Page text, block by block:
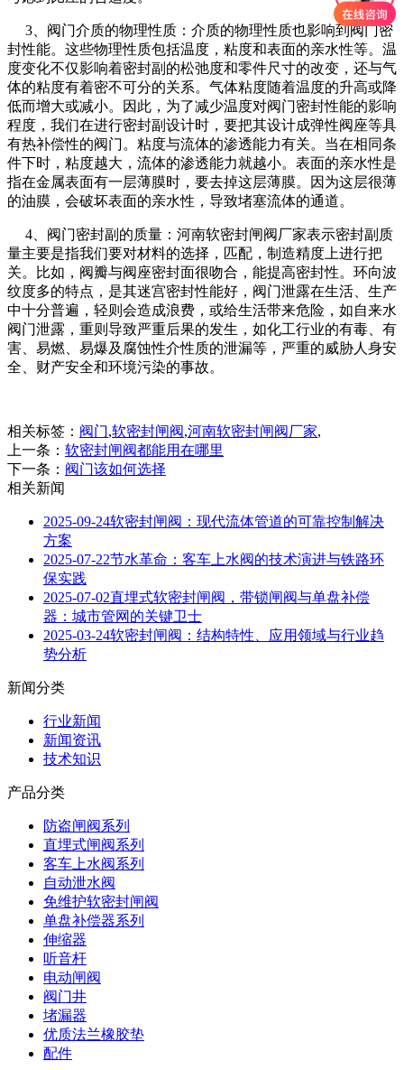
3、阀门介质的物理性质：介质的物理性质也影响到阀门密
封性能。这些物理性质包括温度，粘度和表面的亲水性等。温
度变化不仅影响着密封副的松弛度和零件尺寸的改变，还与气
体的粘度有着密不可分的关系。气体粘度随着温度的升高或降
低而增大或减小。因此，为了减少温度对阀门密封性能的影响
程度，我们在进行密封副设计时，要把其设计成弹性阀座等具
有热补偿性的阀门。粘度与流体的渗透能力有关。当在相同条
件下时，粘度越大，流体的渗透能力就越小。表面的亲水性是
指在金属表面有一层薄膜时，要去掉这层薄膜。因为这层很薄
的油膜，会破坏表面的亲水性，导致堵塞流体的通道。
4、阀门密封副的质量：河南软密封闸阀厂家表示密封副质
量主要是指我们要对材料的选择，匹配，制造精度上进行把
关。比如，阀瓣与阀座密封面很吻合，能提高密封性。环向波
纹度多的特点，是其迷宫密封性能好，阀门泄露在生活、生产
中十分普遍，轻则会造成浪费，或给生活带来危险，如自来水
阀门泄露，重则导致严重后果的发生，如化工行业的有毒、有
害、易燃、易爆及腐蚀性介性质的泄漏等，严重的威胁人身安
全、财产安全和环境污染的事故。
相关标签： 阀门,软密封闸阀,河南软密封闸阀厂家,
上一条： 软密封闸阀都能用在哪里
下一条： 阀门该如何选择
相关新闻
2025-09-24软密封闸阀：现代流体管道的可靠控制解决
方案
2025-07-22节水革命：客车上水阀的技术演进与铁路环
保实践
2025-07-02直埋式软密封闸阀，带锁闸阀与单盘补偿
器：城市管网的关键卫士
2025-03-24软密封闸阀：结构特性、应用领域与行业趋
势分析
新闻分类
行业新闻
新闻资讯
技术知识
产品分类
防盗闸阀系列
直埋式闸阀系列
客车上水阀系列
自动泄水阀
免维护软密封闸阀
单盘补偿器系列
伸缩器
听音杆
电动闸阀
阀门井
堵漏器
优质法兰橡胶垫
配件